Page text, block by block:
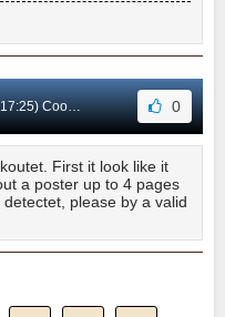
#94 0
First it look like it
a poster up to 4 pages
please by a valid